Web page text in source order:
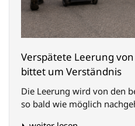
Verspätete Leerung
bittet um Verständnis
Die Leerung wird von den
so bald wie möglich